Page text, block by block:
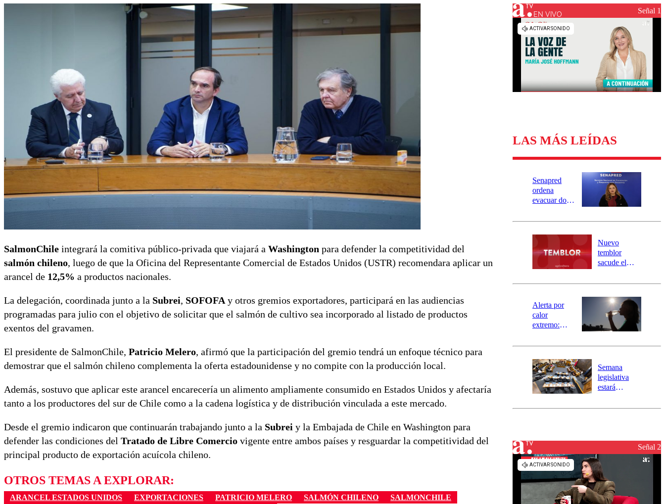
Universidad de Chile
Sustentabilidad
SalmonChile integrará la comitiva público-privada que viajará a Washington para defender la competitividad del
salmón chileno, luego de que la Oficina del Representante Comercial de Estados Unidos (USTR) recomendara aplicar un
arancel de 12,5% a productos nacionales.
La delegación, coordinada junto a la Subrei, SOFOFAy otros gremios exportadores, participará en las audiencias
programadas para julio con el objetivo de solicitar que el salmón de cultivo sea incorporado al listado de productos
exentos del gravamen.
El presidente de SalmonChile, Patricio Melero, afirmó que la participación del gremio tendrá un enfoque técnico para
demostrar que el salmón chileno complementa la oferta estadounidense y no compite con la producción local.
Además, sostuvo que aplicar este arancel encarecería un alimento ampliamente consumido en Estados Unidos y afectaría
tanto a los productores del sur de Chile como a la cadena logística y de distribución vinculada a este mercado.
Desde el gremio indicaron que continuarán trabajando junto a la Subrei y la Embajada de Chile en Washington para
defender las condiciones del Tratado de Libre Comercio vigente entre ambos países y resguardar la competitividad del
principal producto de exportación acuícola chileno.
OTROS TEMAS A EXPLORAR:
ARANCEL ESTADOS UNIDOS EXPORTACIONES PATRICIO MELERO SALMÓN CHILENO
SALMONCHILE
EN VIVO Señal 1
LAS MÁS LEÍDAS
Senapred
ordena
evacuar dos
Carahue por
río Damas:
activa
mensajería
SAE
Nuevo
temblor
sacude el
revisa la
epicentro
Alerta por
calor
extremo:
activa Alerta
Preventiva en
tres comunas
Semana
legislativa
estará
el fin de la
reconstrucciónSeñal 2